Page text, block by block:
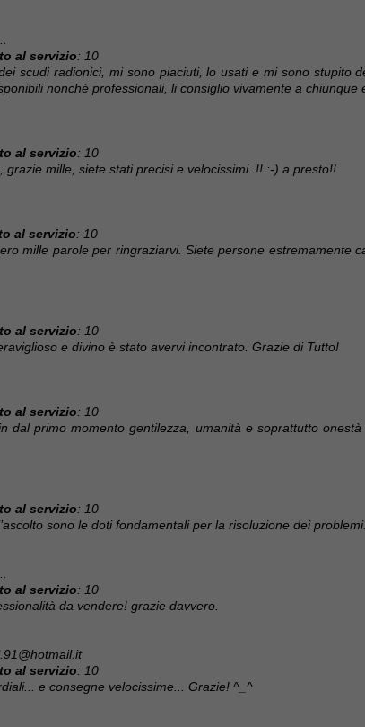
al servizio: 10
scudi radionici, mi sono piaciuti, lo usati e mi sono stupito
nonché professionali, li consiglio vivamente a chiunque
al servizio: 10
grazie mille, siete stati precisi e velocissimi..!! :-) a presto!!
al servizio: 10
mille parole per ringraziarvi. Siete persone estremamente
al servizio: 10
e divino è stato avervi incontrato. Grazie di Tutto!
al servizio: 10
dal primo momento gentilezza, umanità e soprattutto
al servizio: 10
sono le doti fondamentali per la risoluzione dei
al servizio: 10
da vendere! grazie davvero.
al servizio: 10
e consegne velocissime... Grazie! ^_^